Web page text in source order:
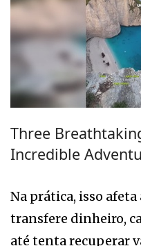
Three
Incredible
Na prática, isso
transfere dinheiro,
até tenta recuperar